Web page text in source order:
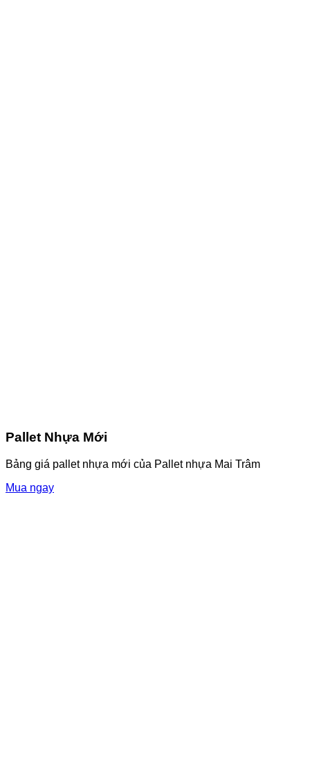
Pallet Nhựa Mới
Bảng giá pallet nhựa mới của Pallet nhựa Mai Trâm
Mua ngay